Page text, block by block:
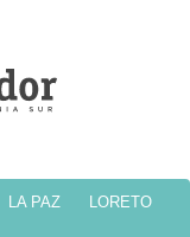
LA PAZ LORETO